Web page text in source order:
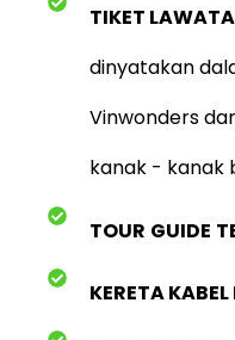
TIKET
dinyatakan
Vinwonders
kanak - kanak
TOUR GUIDE
KERETA